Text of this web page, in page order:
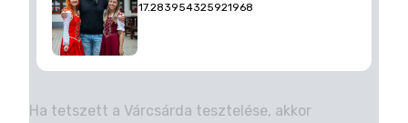
17.283954325921968
Ha tetszett a Várcsárda tesztelése, akkor